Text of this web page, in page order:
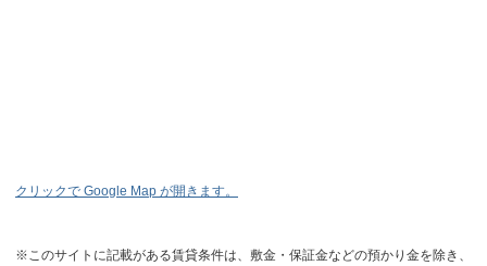
クリックで Google Map が開きます。
※このサイトに記載がある賃貸条件は、敷金・保証金などの預かり金を除き、